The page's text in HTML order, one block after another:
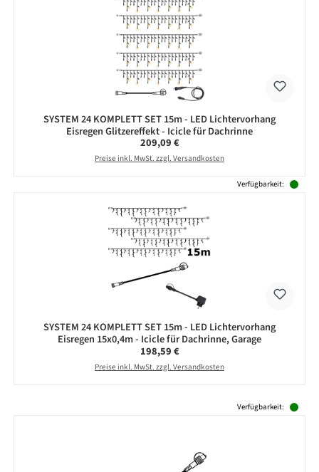
SYSTEM 24 KOMPLETT SET 15m - LED Lichtervorhang
Eisregen Glitzereffekt - Icicle für Dachrinne
Regulärer Preis:
209,09 €
Preise inkl. MwSt. zzgl. Versandkosten
Verfügbarkeit:
SYSTEM 24 KOMPLETT SET 15m - LED Lichtervorhang
Eisregen 15x0,4m - Icicle für Dachrinne, Garage
Regulärer Preis:
198,59 €
Preise inkl. MwSt. zzgl. Versandkosten
Verfügbarkeit: